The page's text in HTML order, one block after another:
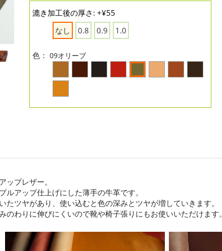
漉き加工後の厚さ: +¥55
なし
0.8 0.9 1.0
色： 09オリーブ
プレザー。
アップ仕上げにした薄手の牛革です。
ツヤがあり、使い込むと色の深みとツヤが増していきます。
わりに伸びにくいので靴や椅子張りにもお使いいただけます。